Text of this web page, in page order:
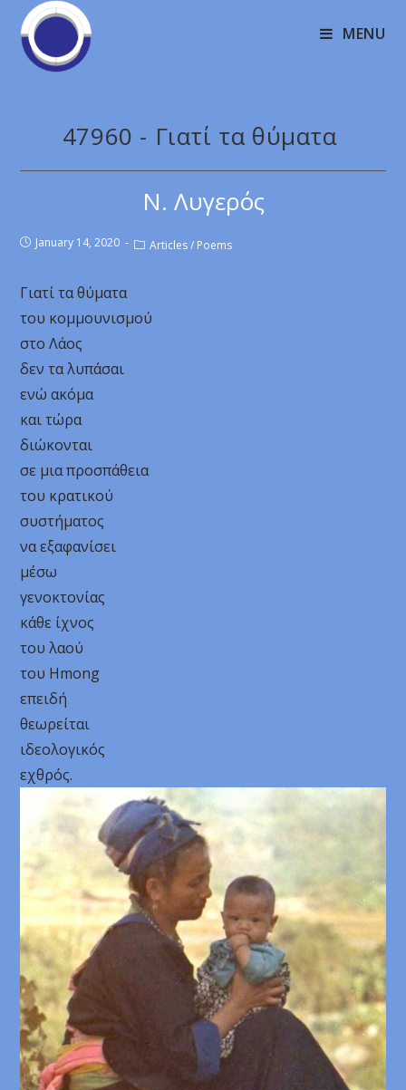
MENU
47960 - Γιατί τα θύματα
Ν. Λυγερός
January 14, 2020 Articles / Poems
Γιατί τα θύματα
του κομμουνισμού
στο Λάος
δεν τα λυπάσαι
ενώ ακόμα
και τώρα
διώκονται
σε μια προσπάθεια
του κρατικού
συστήματος
να εξαφανίσει
μέσω
γενοκτονίας
κάθε ίχνος
του λαού
του Hmong
επειδή
θεωρείται
ιδεολογικός
εχθρός.